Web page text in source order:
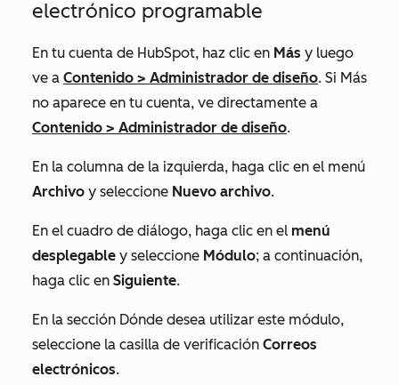
electrónico programable
En tu cuenta de HubSpot, haz clic en Más y luego
ve a Contenido > Administrador de diseño. Si Más
no aparece en tu cuenta, ve directamente a
Contenido > Administrador de diseño.
En la columna de la izquierda, haga clic en el menú
Archivo y seleccione Nuevo archivo.
En el cuadro de diálogo, haga clic en el menú
desplegable y seleccione Módulo; a continuación,
haga clic en Siguiente.
En la sección Dónde desea utilizar este módulo,
seleccione la casilla de verificación Correos
electrónicos.